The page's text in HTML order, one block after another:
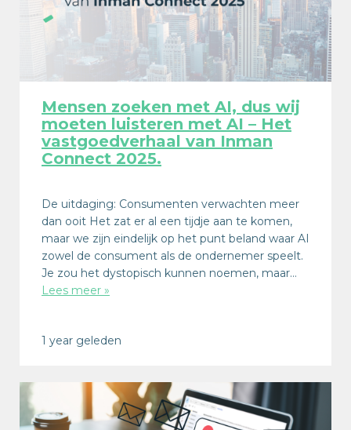
Mensen zoeken met AI, dus wij
moeten luisteren met AI – Het
vastgoedverhaal van Inman
Connect 2025.
De uitdaging: Consumenten verwachten meer
dan ooit Het zat er al een tijdje aan te komen,
maar we zijn eindelijk op het punt beland waar AI
zowel de consument als de ondernemer speelt.
Je zou het dystopisch kunnen noemen, maar…
Lees meer »
1 year geleden